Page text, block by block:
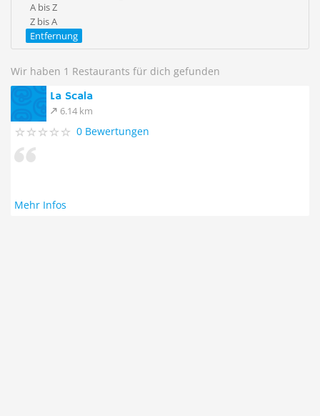
A bis Z
Z bis A
Entfernung
Wir haben 1 Restaurants für dich gefunden
La Scala
6.14 km
0 Bewertungen
Mehr Infos